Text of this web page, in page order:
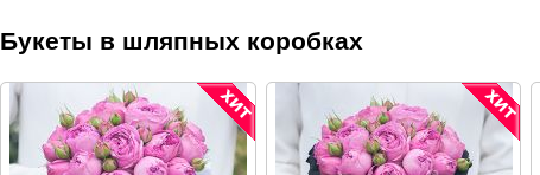
Букеты в шляпных коробках